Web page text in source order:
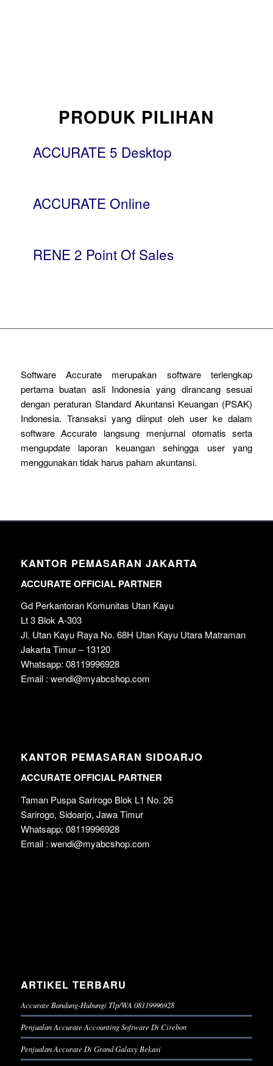
PRODUK PILIHAN
ACCURATE 5 Desktop
ACCURATE Online
RENE 2 Point Of Sales
Software Accurate merupakan software terlengkap
pertama buatan asli Indonesia yang dirancang sesuai
dengan peraturan Standard Akuntansi Keuangan (PSAK)
Indonesia. Transaksi yang diinput oleh user ke dalam
software Accurate langsung menjurnal otomatis serta
mengupdate laporan keuangan sehingga user yang
menggunakan tidak harus paham akuntansi.
KANTOR PEMASARAN JAKARTA
ACCURATE OFFICIAL PARTNER
Gd Perkantoran Komunitas Utan Kayu
Lt 3 Blok A-303
Jl. Utan Kayu Raya No. 68H Utan Kayu Utara Matraman
Jakarta Timur – 13120
Whatsapp: 08119996928
Email : wendi@myabcshop.com
KANTOR PEMASARAN SIDOARJO
ACCURATE OFFICIAL PARTNER
Taman Puspa Sarirogo Blok L1 No. 26
Sarirogo, Sidoarjo, Jawa Timur
Whatsapp: 08119996928
Email : wendi@myabcshop.com
ARTIKEL TERBARU
Accurate Bandung-Hubungi Tlp/WA 08119996928
Penjualan Accurate Accounting Software Di Cirebon
Penjualan Accurate Di Grand Galaxy Bekasi